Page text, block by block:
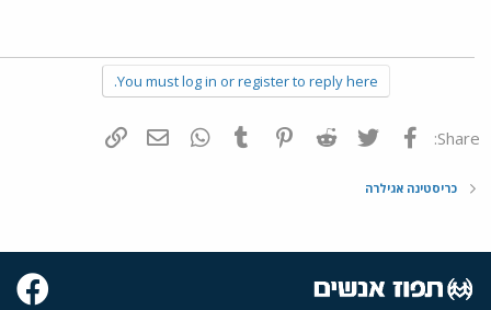
You must log in or register to reply here.
Share: פייסבוק Twitter
Reddit
Pinterest
Tumblr
WhatsAppדואר אלקטרוני
כריסטינה אגילרה